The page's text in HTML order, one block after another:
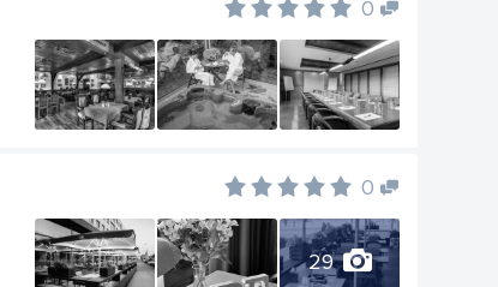
0
0
29